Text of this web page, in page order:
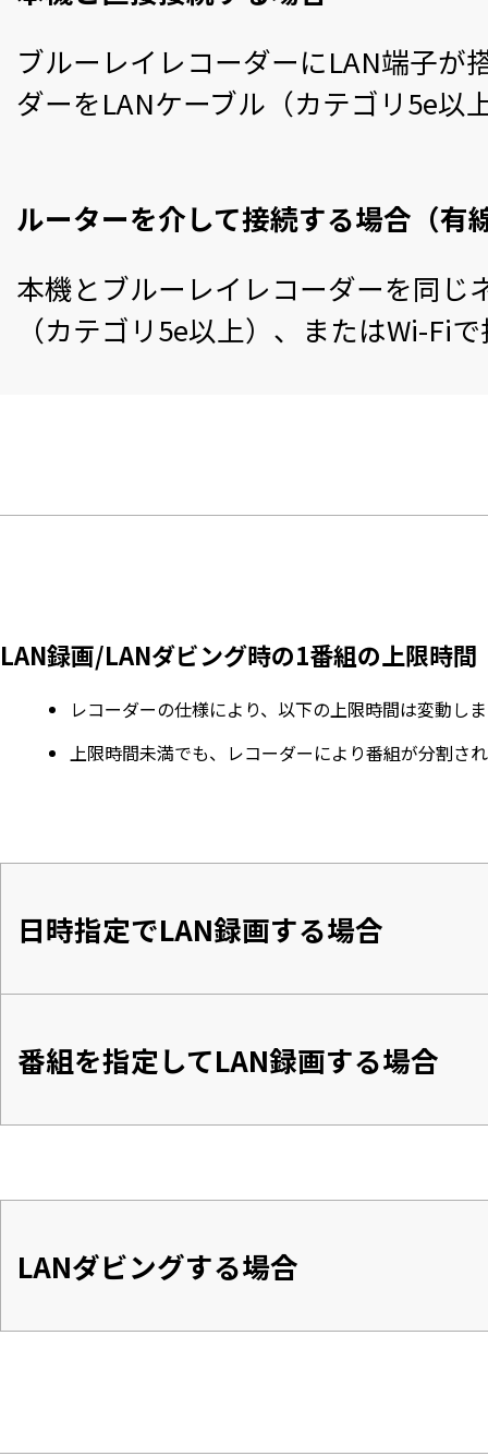
ブルーレイレコーダーにLAN端子が
ダーをLANケーブル（カテゴリ5e以
ルーターを介して接続する場合（有
本機とブルーレイレコーダーを同じ
（カテゴリ5e以上）、またはWi-Fi
LAN録画/LANダビング時の1番組の上限時間
レコーダーの仕様により、以下の上限時間は変動し
上限時間未満でも、レコーダーにより番組が分割さ
日時指定でLAN録画する場合
番組を指定してLAN録画する場合
LANダビングする場合